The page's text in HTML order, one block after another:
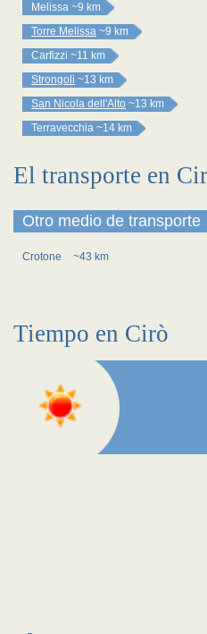
Melissa ~9 km
Torre Melissa ~9 km
Carfizzi ~11 km
Strongoli ~13 km
San Nicola dell'Alto ~13 km
Terravecchia ~14 km
El transporte en
Otro medio de transporte
Crotone ~43 km
Tiempo en Cirò